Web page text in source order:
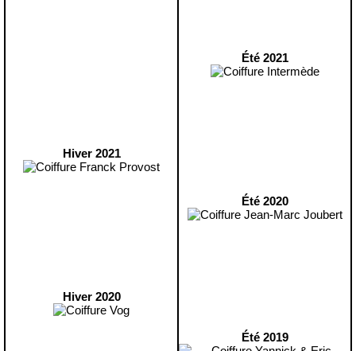
Hiver 2021
Hiver 2020
Été 2021
Été 2020
Été 2019